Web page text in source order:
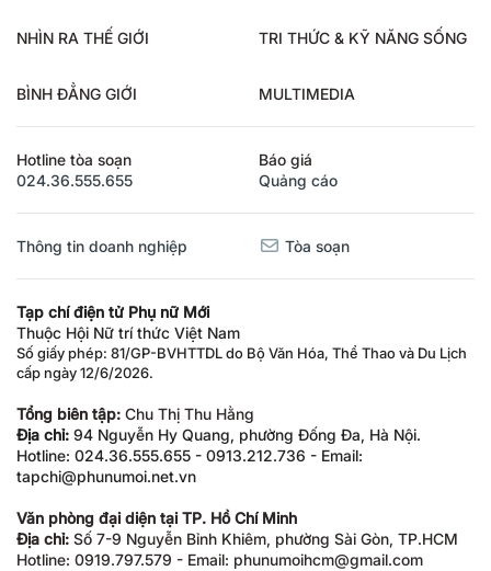
NHÌN RA THẾ GIỚI TRI THỨC & KỸ NĂNG SỐNG
BÌNH ĐẲNG GIỚI MULTIMEDIA
Hotline tòa soạn
024.36.555.655
Báo giá
Quảng cáo
Thông tin doanh nghiệp Tòa soạn
Tạp chí điện tử Phụ nữ Mới
Thuộc Hội Nữ trí thức Việt Nam
Số giấy phép: 81/GP-BVHTTDL do Bộ Văn Hóa, Thể Thao và Du Lịch
cấp ngày 12/6/2026.
Tổng biên tập: Chu Thị Thu Hằng
Địa chỉ: 94 Nguyễn Hy Quang, phường Đống Đa, Hà Nội.
Hotline: 024.36.555.655 - 0913.212.736 - Email:
tapchi@phunumoi.net.vn
Văn phòng đại diện tại TP. Hồ Chí Minh
Địa chỉ: Số 7-9 Nguyễn Bỉnh Khiêm, phường Sài Gòn, TP.HCM
Hotline: 0919.797.579 - Email: phunumoihcm@gmail.com